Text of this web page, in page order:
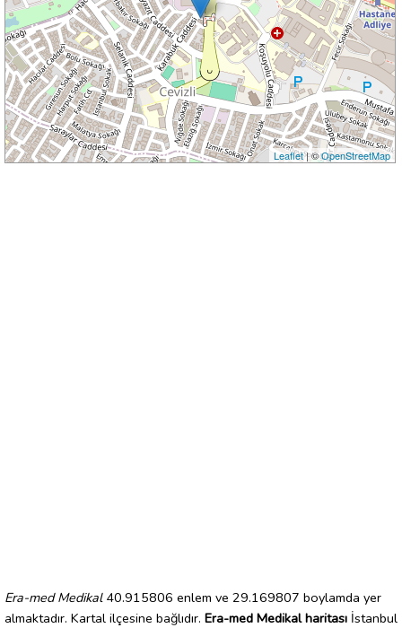
Leaflet| ©OpenStreetMap
Era-med Medikal40.915806 enlem ve 29.169807 boylamda yer
almaktadır. Kartal ilçesine bağlıdır. Era-med Medikal haritası İstanbul